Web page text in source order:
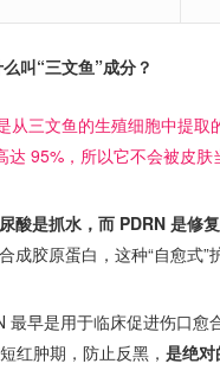
叫“三文鱼”成分？
从三文鱼的生殖细胞中提取
95%，所以它不会被皮肤
酸是抓水，而 PDRN 是修
成胶原蛋白，这种“自愈式”
最早是用于临床促进伤口愈
红肿期，防止反黑， 是绝对